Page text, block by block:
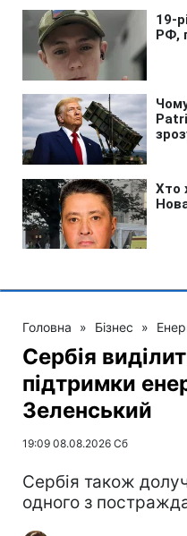
Головна » Бізнес »
Сербія
підтримки
Зеленський
19:09 08.08.2026 Сб
Сербія також
одного з